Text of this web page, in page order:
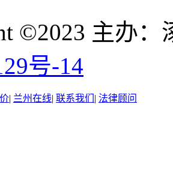
©2023 主办
号-14
| 兰州在线| 联系我们 | 法律顾问